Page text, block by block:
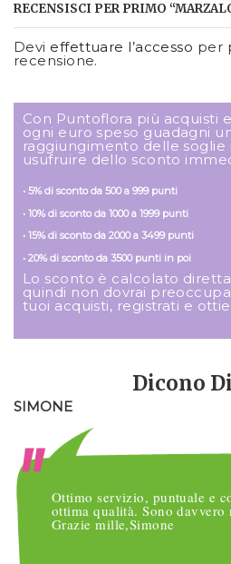
RECENSISCI PER PRIMO
Devi effettuare l’accesso per
recensione.
Con Puntoflora più acquisti
ogni euro speso guadagni
raggiungimento delle soglie
usufruire dello sconto
• 5% di sconto da 500 a 999 punti
• 10% di sconto da 1000 a 1999 punti
• 15% di sconto da 2000 a 3499 punti
• 20% di sconto da 3500 punti in poi
Lo sconto è calcolato
quindi non dovrai
tuoi acquisti, registrati e
Dicono
SIMONE
Ottimo servizio, puntuale e
ottima qualità. Sono
Grazie mille,Simone